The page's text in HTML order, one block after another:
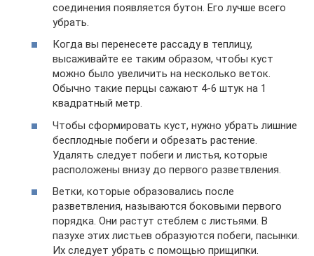
соединения появляется бутон. Его лучше всего
убрать.
Когда вы перенесете рассаду в теплицу,
высаживайте ее таким образом, чтобы куст
можно было увеличить на несколько веток.
Обычно такие перцы сажают 4-6 штук на 1
квадратный метр.
Чтобы сформировать куст, нужно убрать лишние
бесплодные побеги и обрезать растение.
Удалять следует побеги и листья, которые
расположены внизу до первого разветвления.
Ветки, которые образовались после
разветвления, называются боковыми первого
порядка. Они растут стеблем с листьями. В
пазухе этих листьев образуются побеги, пасынки.
Их следует убрать с помощью прищипки.